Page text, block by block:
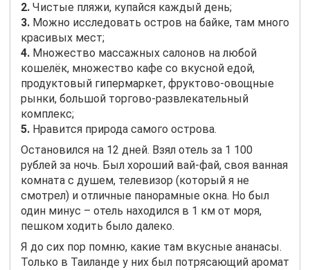
2. Чистые пляжи, купайся каждый день;
3. Можно исследовать остров на байке, там много
красивых мест;
4. Множество массажных салонов на любой
кошелёк, множество кафе со вкусной едой,
продуктовый гипермаркет, фруктово-овощные
рынки, большой торгово-развлекательный
комплекс;
5. Нравится природа самого острова.
Остановился на 12 дней. Взял отель за 1 100
рублей за ночь. Был хороший вай-фай, своя ванная
комната с душем, телевизор (который я не
смотрел) и отличные панорамные окна. Но был
один минус – отель находился в 1 км от моря,
пешком ходить было далеко.
Я до сих пор помню, какие там вкусные ананасы.
Только в Таиланде у них был потрясающий аромат